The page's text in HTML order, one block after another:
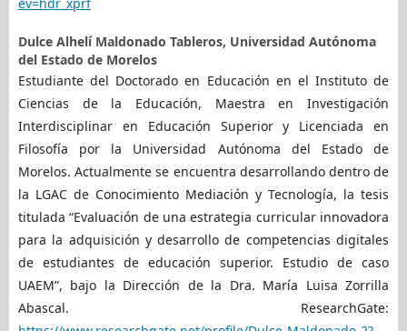
Dulce Alhelí Maldonado Tableros, Universidad Autónoma
del Estado de Morelos
Estudiante del Doctorado en Educación en el Instituto de
Ciencias de la Educación, Maestra en Investigación
Interdisciplinar en Educación Superior y Licenciada en
Filosofía por la Universidad Autónoma del Estado de
Morelos. Actualmente se encuentra desarrollando dentro de
la LGAC de Conocimiento Mediación y Tecnología, la tesis
titulada “Evaluación de una estrategia curricular innovadora
para la adquisición y desarrollo de competencias digitales
de estudiantes de educación superior. Estudio de caso
UAEM”, bajo la Dirección de la Dra. María Luisa Zorrilla
Abascal. ResearchGate: